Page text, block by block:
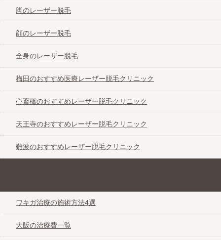
脚のレーザー脱毛
顔のレーザー脱毛
全身のレーザー脱毛
梅田のおすすめ医療レーザー脱毛クリニック
心斎橋のおすすめレーザー脱毛クリニック
天王寺のおすすめレーザー脱毛クリニック
難波のおすすめレーザー脱毛クリニック
ワキガ治療の施術方法4選
大阪の治療費一覧